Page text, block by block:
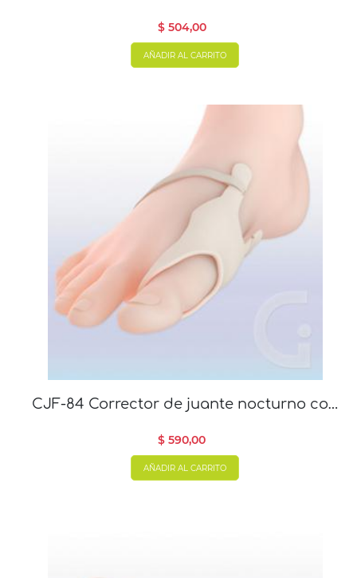
$ 504,00
AÑADIR AL CARRITO
CJF-84 Corrector de juante nocturno con
$ 590,00
AÑADIR AL CARRITO